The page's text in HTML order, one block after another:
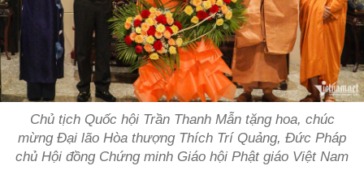
Chủ tịch Quốc hội Trần Thanh Mẫn tặng hoa, chúc
mừng Đại lão Hòa thượng Thích Trí Quảng, Đức Pháp
chủ Hội đồng Chứng minh Giáo hội Phật giáo Việt Nam